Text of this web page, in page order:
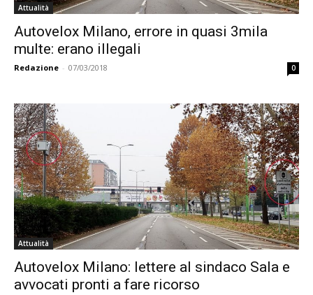
Attualità
Autovelox Milano, errore in quasi 3mila
multe: erano illegali
Redazione - 07/03/2018 0
Attualità
Autovelox Milano: lettere al sindaco Sala e
avvocati pronti a fare ricorso